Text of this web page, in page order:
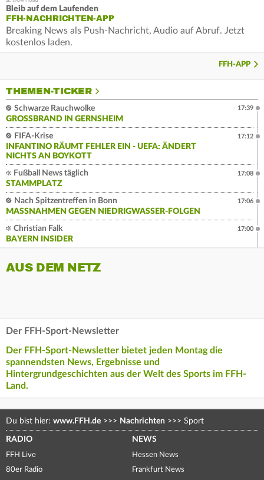
Bleib auf dem Laufenden
FFH-NACHRICHTEN-APP
Breaking News als Push-Nachricht, Audio auf Abruf. Jetzt
kostenlos laden.
FFH-APP
THEMEN-TICKER
Schwarze Rauchwolke
GROSSBRAND IN GERNSHEIM
17:39
FIFA-Krise
INFANTINO RÄUMT FEHLER EIN - UEFA: ÄNDERT
NICHTS AN BOYKOTT
17:12
Fußball News täglich
STAMMPLATZ
17:08
Nach Spitzentreffen in Bonn
MASSNAHMEN GEGEN NIEDRIGWASSER-FOLGEN
17:06
Christian Falk
BAYERN INSIDER
17:00
AUS DEM NETZ
Der FFH-Sport-Newsletter
Der FFH-Sport-Newsletter bietet jeden Montag die
spannendsten News, Ergebnisse und
Hintergrundgeschichten aus der Welt des Sports im FFH-
Land.
Du bist hier: www.FFH.de >>> Nachrichten >>> Sport
RADIO
FFH Live
80er Radio
NEWS
Hessen News
Frankfurt News